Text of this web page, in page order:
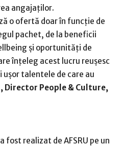
angajaților.
o ofertă doar în funcție de
pachet, de la beneficii
și oportunități de
înțeleg acest lucru reușesc
ușor talentele de care au
Director People & Culture,
fost realizat de AFSRU pe un